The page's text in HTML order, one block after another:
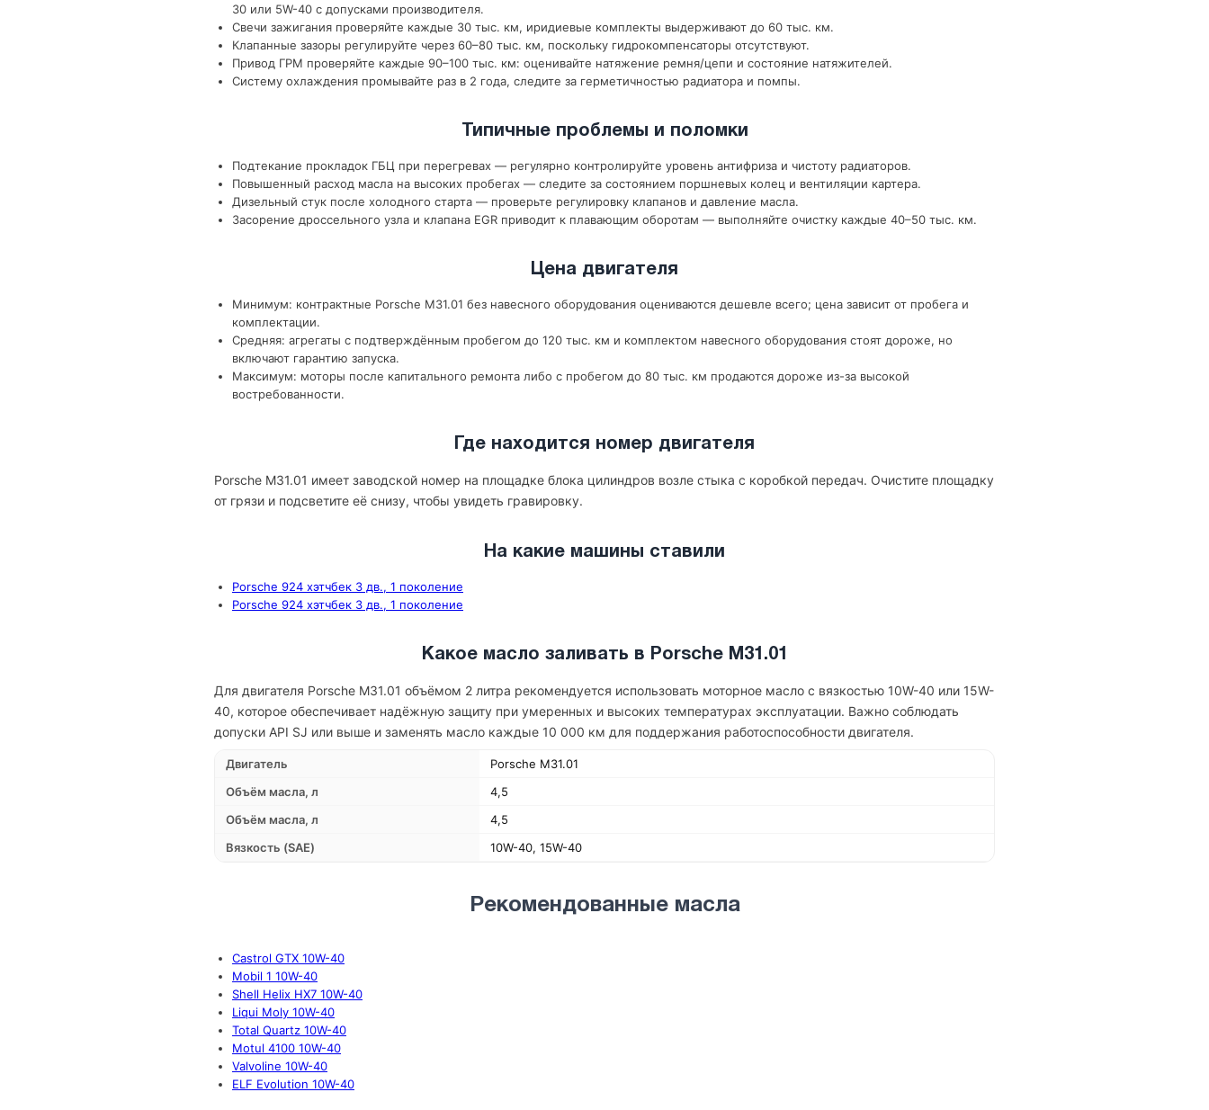
30 или 5W-40 с допусками производителя.
Свечи зажигания проверяйте каждые 30 тыс. км, иридиевые комплекты выдерживают до 60 тыс. км.
Клапанные зазоры регулируйте через 60–80 тыс. км, поскольку гидрокомпенсаторы отсутствуют.
Привод ГРМ проверяйте каждые 90–100 тыс. км: оценивайте натяжение ремня/цепи и состояние натяжителей.
Систему охлаждения промывайте раз в 2 года, следите за герметичностью радиатора и помпы.
Типичные проблемы и поломки
Подтекание прокладок ГБЦ при перегревах — регулярно контролируйте уровень антифриза и чистоту радиаторов.
Повышенный расход масла на высоких пробегах — следите за состоянием поршневых колец и вентиляции картера.
Дизельный стук после холодного старта — проверьте регулировку клапанов и давление масла.
Засорение дроссельного узла и клапана EGR приводит к плавающим оборотам — выполняйте очистку каждые 40–50 тыс. км.
Цена двигателя
Минимум: контрактные Porsche M31.01 без навесного оборудования оцениваются дешевле всего; цена зависит от пробега и
комплектации.
Средняя: агрегаты с подтверждённым пробегом до 120 тыс. км и комплектом навесного оборудования стоят дороже, но
включают гарантию запуска.
Максимум: моторы после капитального ремонта либо с пробегом до 80 тыс. км продаются дороже из-за высокой
востребованности.
Где находится номер двигателя
Porsche M31.01 имеет заводской номер на площадке блока цилиндров возле стыка с коробкой передач. Очистите площадку
от грязи и подсветите её снизу, чтобы увидеть гравировку.
На какие машины ставили
Porsche 924 хэтчбек 3 дв., 1 поколение
Porsche 924 хэтчбек 3 дв., 1 поколение
Какое масло заливать в Porsche M31.01
Для двигателя Porsche M31.01 объёмом 2 литра рекомендуется использовать моторное масло с вязкостью 10W-40 или 15W-
40, которое обеспечивает надёжную защиту при умеренных и высоких температурах эксплуатации. Важно соблюдать
допуски API SJ или выше и заменять масло каждые 10 000 км для поддержания работоспособности двигателя.
Двигатель
Porsche M31.01
Объём масла, л
4,5
Объём масла, л
4,5
Вязкость (SAE)
10W-40, 15W-40
Рекомендованные масла
Castrol GTX 10W-40
Mobil 1 10W-40
Shell Helix HX7 10W-40
Liqui Moly 10W-40
Total Quartz 10W-40
Motul 4100 10W-40
Valvoline 10W-40
ELF Evolution 10W-40